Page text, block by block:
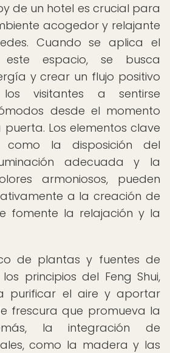
de un hotel es crucial para
acogedor y relajante
Cuando se aplica el
espacio, se busca
y crear un flujo positivo
visitantes a sentirse
desde el momento
Los elementos clave
como la disposición del
adecuada y la
armoniosos, pueden
a la creación de
fomente la relajación y la
de plantas y fuentes de
principios del Feng Shui,
purificar el aire y aportar
frescura que promueva la
la integración de
como la madera y las